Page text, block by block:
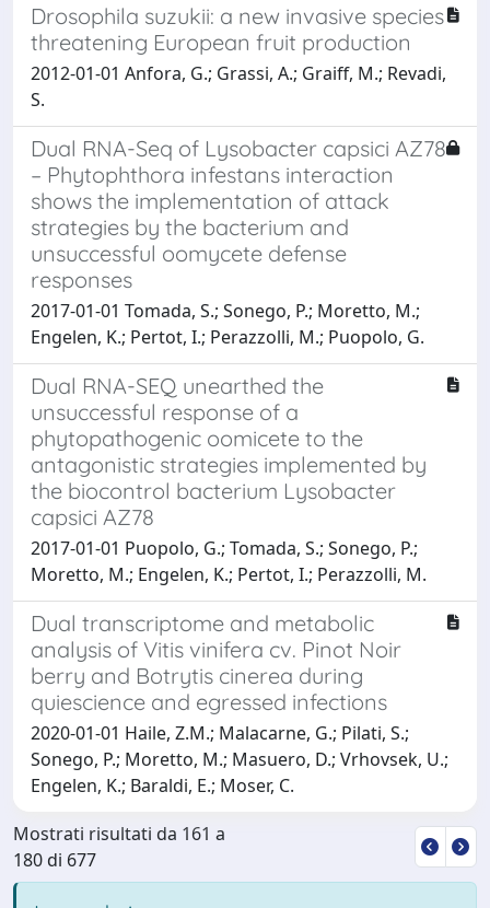
Drosophila suzukii: a new invasive species
threatening European fruit production
2012-01-01 Anfora, G.; Grassi, A.; Graiff, M.; Revadi,
S.
Dual RNA-Seq of Lysobacter capsici AZ78
– Phytophthora infestans interaction
shows the implementation of attack
strategies by the bacterium and
unsuccessful oomycete defense
responses
2017-01-01 Tomada, S.; Sonego, P.; Moretto, M.;
Engelen, K.; Pertot, I.; Perazzolli, M.; Puopolo, G.
Dual RNA-SEQ unearthed the
unsuccessful response of a
phytopathogenic oomicete to the
antagonistic strategies implemented by
the biocontrol bacterium Lysobacter
capsici AZ78
2017-01-01 Puopolo, G.; Tomada, S.; Sonego, P.;
Moretto, M.; Engelen, K.; Pertot, I.; Perazzolli, M.
Dual transcriptome and metabolic
analysis of Vitis vinifera cv. Pinot Noir
berry and Botrytis cinerea during
quiescience and egressed infections
2020-01-01 Haile, Z.M.; Malacarne, G.; Pilati, S.;
Sonego, P.; Moretto, M.; Masuero, D.; Vrhovsek, U.;
Engelen, K.; Baraldi, E.; Moser, C.
Mostrati risultati da 161 a
180 di 677